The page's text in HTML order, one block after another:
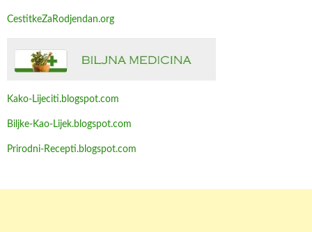
CestitkeZaRodjendan.org
Kako-Lijeciti.blogspot.com
Biljke-Kao-Lijek.blogspot.com
Prirodni-Recepti.blogspot.com